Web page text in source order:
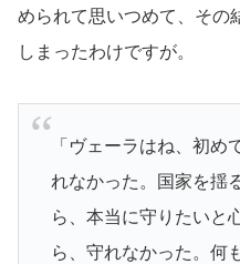
められて思いつめて、その
しまったわけですが。
「ヴェーラはね、初め
れなかった。国家を揺
ら、本当に守りたいと
ら、守れなかった。何